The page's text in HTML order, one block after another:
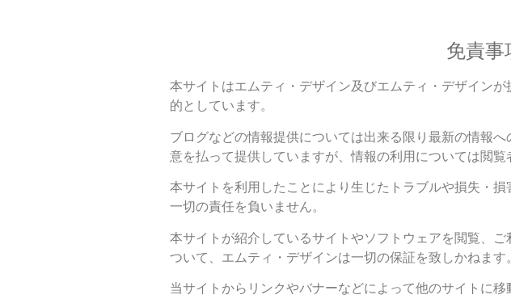
免責事
本サイトはエムティ・デザイン及びエムティ・デザイン
的としています。
ブログなどの情報提供については出来る限り最新の情報
意を払って提供していますが、情報の利用については閲覧
本サイトを利用したことにより生じたトラブルや損失・
一切の責任を負いません。
本サイトが紹介しているサイトやソフトウェアを閲覧、
ついて、エムティ・デザインは一切の保証を致しかねます
当サイトからリンクやバナーなどによって他のサイトに